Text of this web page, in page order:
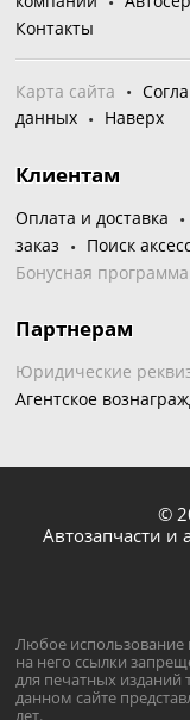
Контакты
Карта сайта
данных
Наверх
Клиентам
Оплата и доставка
заказ
Поиск
Бонусная программа
Партнерам
Юридические
Агентское
©
Автозапчасти и
Любое использование
на него ссылки
для печатных изданий
данном сайте
лет.